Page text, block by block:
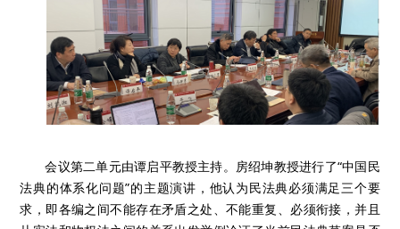
会议第二单元由谭启平教授主持。房绍坤教授进行了“中国民
法典的体系化问题”的主题演讲，他认为民法典必须满足三个要
求，即各编之间不能存在矛盾之处、不能重复、必须衔接，并且